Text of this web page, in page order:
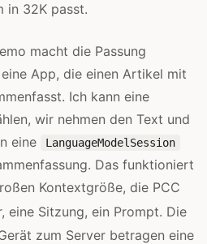
in 32K passt.
macht die Passung
App, die einen Artikel mit
Ich kann eine
wir nehmen den Text und
eine
LanguageModelSession
Das funktioniert
Kontextgröße, die PCC
eine Sitzung, ein Prompt. Die
zum Server betragen eine